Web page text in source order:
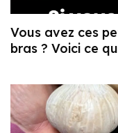
Vous avez ces
bras ? Voici ce